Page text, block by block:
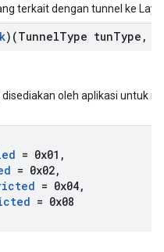
terkait dengan tunnel ke
)(TunnelType tunType ,
oleh aplikasi untuk
= 0x01 ,
= 0x02,
= 0x04,
= 0x08